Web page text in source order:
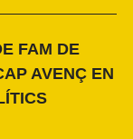
FAM DE
AVENÇ EN